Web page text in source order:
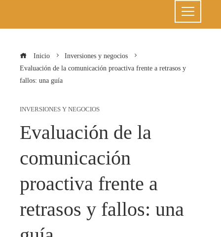
Inicio
Inversiones y negocios
Evaluación de la comunicación proactiva frente a retrasos y
fallos: una guía
INVERSIONES Y NEGOCIOS
Evaluación de la
comunicación
proactiva frente a
retrasos y fallos: una